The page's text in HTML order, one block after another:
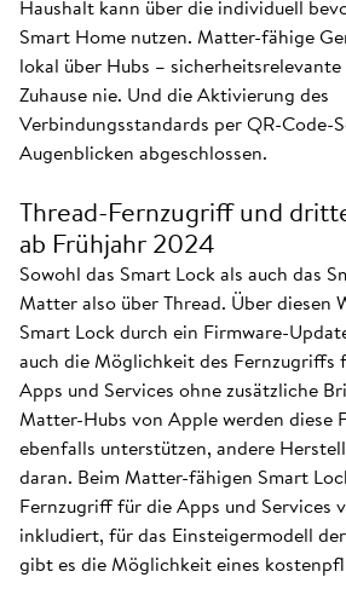
Haushalt kann über die individuell
Smart Home nutzen. Matter-fähige
lokal über Hubs –
Zuhause nie. Und die Aktivierung des
Verbindungsstandards per QR-Code-
Augenblicken abgeschlossen.
Thread-Fernzugriff und
ab Frühjahr 2024
Sowohl das Smart Lock als auch das
Matter also über Thread. Über diesen
Smart Lock durch ein Firmware-
auch die Möglichkeit des Fernzugriffs
Apps und Services ohne zusätzliche
Matter-Hubs von Apple werden diese
ebenfalls unterstützen, andere
daran. Beim Matter-fähigen Smart
Fernzugriff für die Apps und Services
inkludiert, für das Einsteigermodell
gibt es die Möglichkeit eines